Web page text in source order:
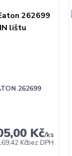
262699
Kč/ks
Kčbez DPH